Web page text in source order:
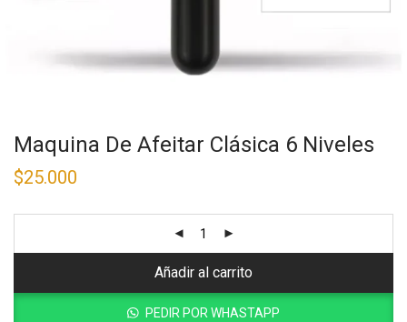
Maquina De Afeitar Clásica 6 Niveles
$25.000
Añadir al carrito
PEDIR POR WHASTAPP